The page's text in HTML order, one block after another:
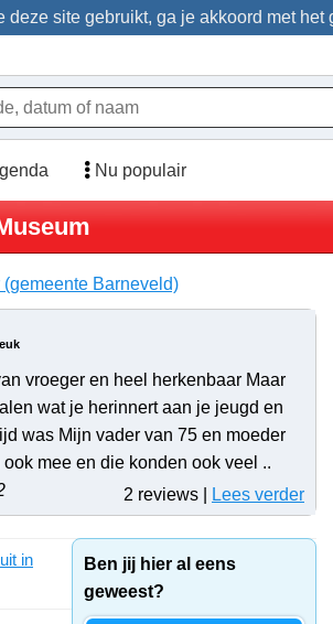
site gebruikt, ga je akkoord met het
Nu populair
(gemeente Barneveld)
vroeger en heel herkenbaar Maar
wat je herinnert aan je jeugd en
was Mijn vader van 75 en moeder
mee en die konden ook veel ..
2 reviews | Lees verder
Ben jij hier al eens
geweest?
in